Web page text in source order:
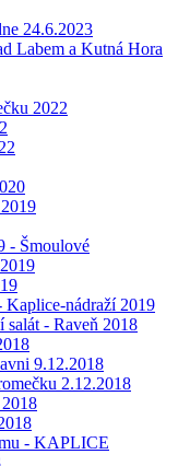
24.6.2023
Labem a Kutná Hora
2022
- Šmoulové
nádraží 2019
salát - Raveň 2018
9.12.2018
2.12.2018
- KAPLICE